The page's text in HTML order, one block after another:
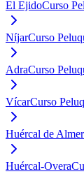
El EjidoCurso
NíjarCurso
AdraCurso
VícarCurso
Huércal de
Huércal-Overa